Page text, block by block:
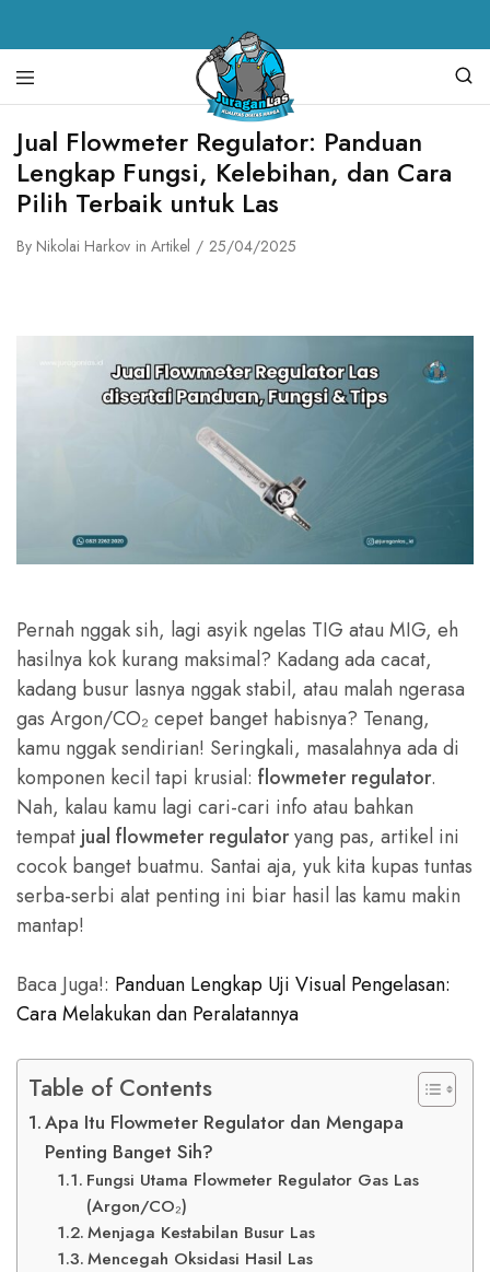
Juragan
Las
alat
las,
spare
parts
mesin
las,
mesin
las,
body
Jual Flowmeter Regulator: Panduan
Lengkap Fungsi, Kelebihan, dan Cara
Pilih Terbaik untuk Las
By Nikolai Harkov in Artikel 25/04/2025
Pernah nggak sih, lagi asyik ngelas TIG atau MIG, eh
hasilnya kok kurang maksimal? Kadang ada cacat,
kadang busur lasnya nggak stabil, atau malah ngerasa
gas Argon/CO₂ cepet banget habisnya? Tenang,
kamu nggak sendirian! Seringkali, masalahnya ada di
komponen kecil tapi krusial: flowmeter regulator.
Nah, kalau kamu lagi cari-cari info atau bahkan
tempat jual flowmeter regulatoryang pas, artikel ini
cocok banget buatmu. Santai aja, yuk kita kupas tuntas
serba-serbi alat penting ini biar hasil las kamu makin
mantap!
Baca Juga!: Panduan Lengkap Uji Visual Pengelasan:
Cara Melakukan dan Peralatannya
Table of Contents
Apa Itu Flowmeter Regulator dan Mengapa
Penting Banget Sih?
Fungsi Utama Flowmeter Regulator Gas Las
(Argon/CO₂)
Menjaga Kestabilan Busur Las
Mencegah Oksidasi Hasil Las